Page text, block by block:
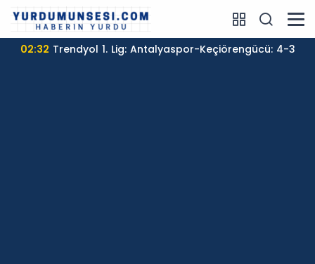
01:55 Öğrenci affı yürürlüğe girdi!